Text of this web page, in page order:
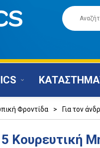
Φροντίδα > Για τον
Κουρευτική